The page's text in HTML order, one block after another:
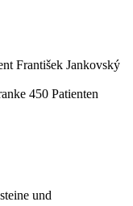
František Jankovský
450 Patienten
und